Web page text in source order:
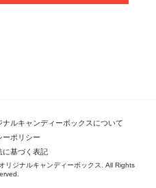
ルキャンディーボックスについて
ーポリシー
に基づく表記
ジナルキャンディーボックス. All Rights